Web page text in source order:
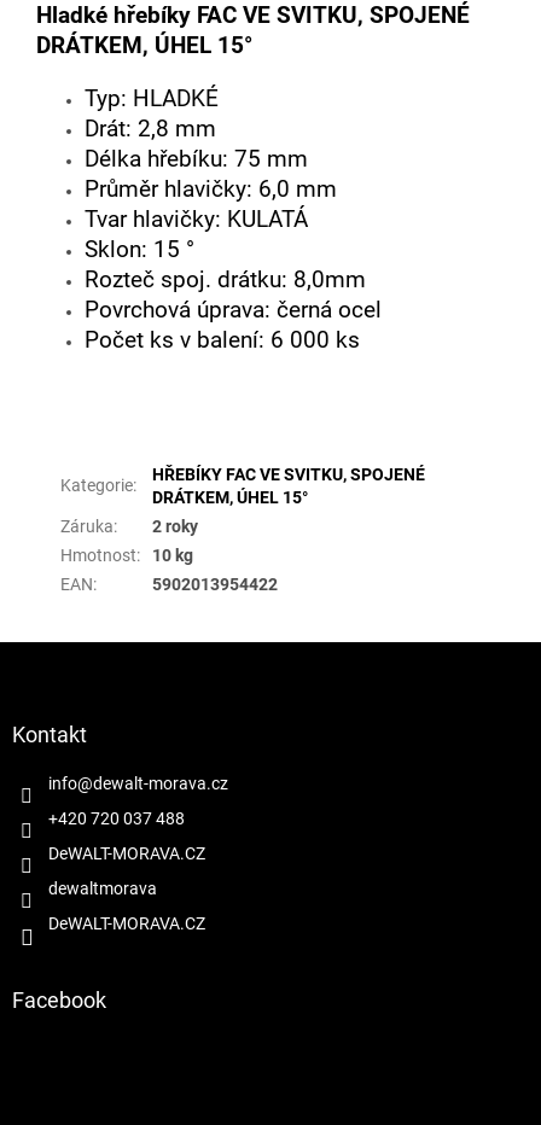
Hladké hřebíky FAC VE SVITKU, SPOJENÉ
DRÁTKEM, ÚHEL 15°
Typ: HLADKÉ
Drát: 2,8 mm
Délka hřebíku: 75 mm
Průměr hlavičky: 6,0 mm
Tvar hlavičky: KULATÁ
Sklon: 15 °
Rozteč spoj. drátku: 8,0mm
Povrchová úprava: černá ocel
Počet ks v balení: 6 000 ks
Kategorie:
HŘEBÍKY FAC VE SVITKU, SPOJENÉ
DRÁTKEM, ÚHEL 15°
Záruka:
2 roky
Hmotnost:
10 kg
EAN: 5902013954422
Kontakt
info@dewalt-morava.cz
+420 720 037 488
DeWALT-MORAVA.CZ
dewaltmorava
DeWALT-MORAVA.CZ
Facebook